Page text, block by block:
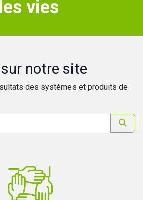
vies
notre site
des systèmes et produits de